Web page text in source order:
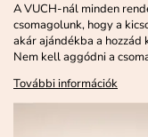
A VUCH-nál minden
csomagolunk, hogy a
akár ajándékba a hozzád
Nem kell aggódni a
További információk